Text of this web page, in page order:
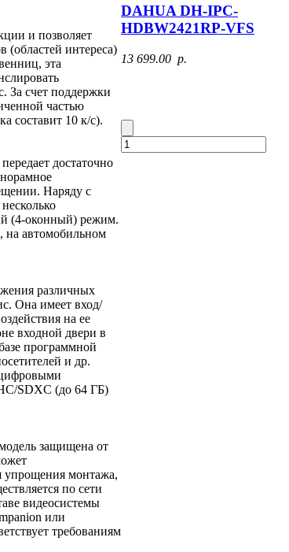
и позволяет
(областей интереса)
эта
За счет поддержки
частью
составит 10 к/с).
достаточно
Наряду с
(4-оконный) режим.
на автомобильном
различных
Она имеет вход/
на ее
входной двери в
программной
и др.
SDXC (до 64 ГБ)
защищена от
упрощения монтажа,
по сети
видеосистемы
или
требованиям
DAHUA DH-IPC-
HDBW2421RP-VFS
13 699.00 p.